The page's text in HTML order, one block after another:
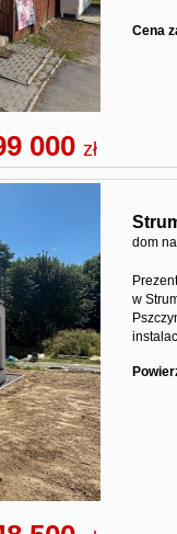
Cena
000 zł
dom
w